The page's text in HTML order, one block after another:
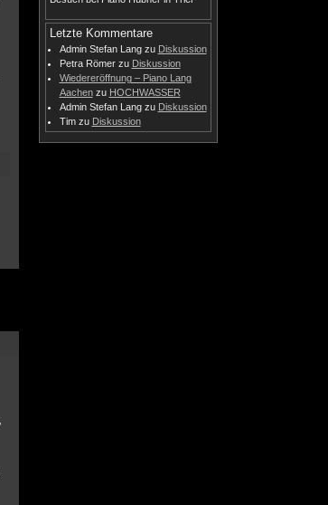
Letzte Kommentare
Admin Stefan Langzu Diskussion
Petra Römerzu Diskussion
Wiedereröffnung – Piano Lang
Aachenzu HOCHWASSER
Admin Stefan Langzu Diskussion
Timzu Diskussion